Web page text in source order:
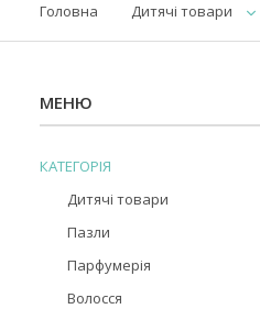
Головна Дитячі товари
КАТЕГОРІЯ
Дитячі товари
Пазли
Парфумерія
Волосся